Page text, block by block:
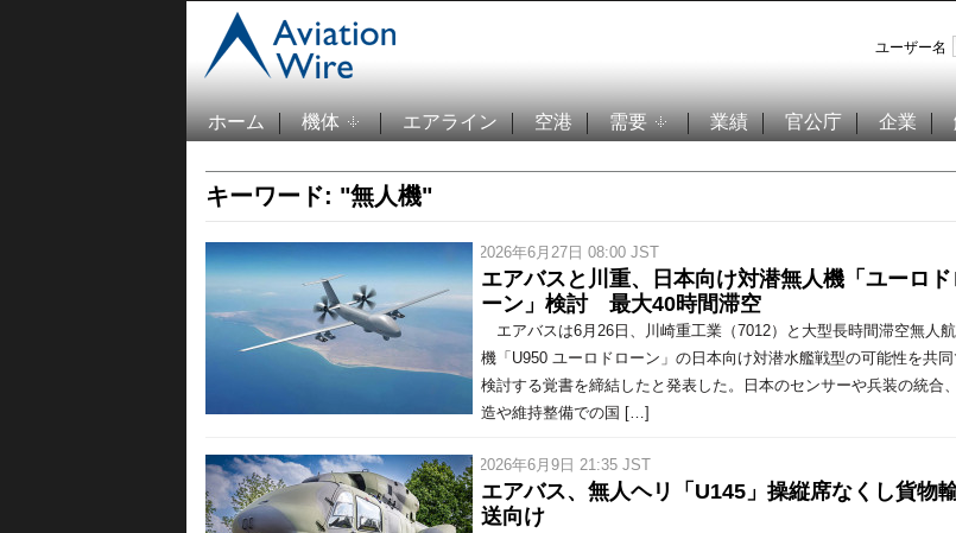
ユーザー名
ホーム 機体 エアライン 空港 需要 業績 官公庁 企業
キーワード: "無人機"
/ 2026年6月27日 08:00 JST
エアバスと川重、日本向け対潜無人機「ユーロド
ーン」検討 最大40時間滞空
エアバスは6月26日、川崎重工業（7012）と大型長時間滞空無人
機「U950 ユーロドローン」の日本向け対潜水艦戦型の可能性を共
検討する覚書を締結したと発表した。日本のセンサーや兵装の統合
造や維持整備での国 […]
/ 2026年6月9日 21:35 JST
エアバス、無人ヘリ「U145」操縦席なくし貨物
送向け